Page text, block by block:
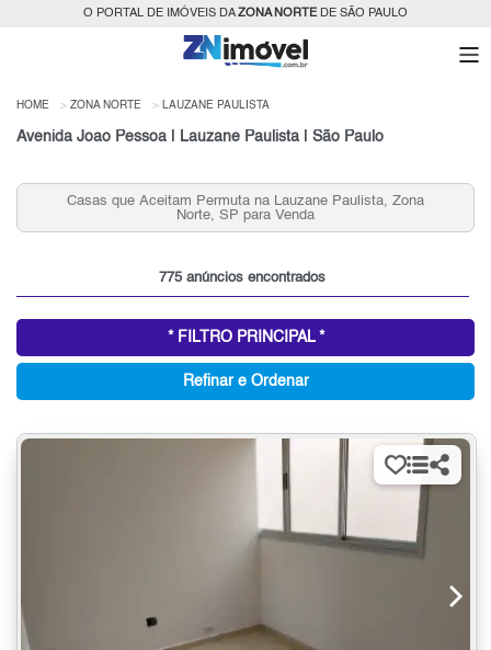
O PORTAL DE IMÓVEIS DAZONA NORTEDE SÃO PAULO
HOME ZONA NORTE LAUZANE PAULISTA
Avenida Joao Pessoa | Lauzane Paulista | São Paulo
Apartamentos 3 quartos, 2 Vagas no Lauzane para
Venda, Zona Norte, SP
775 anúncios encontrados
* FILTRO PRINCIPAL *
Refinar e Ordenar